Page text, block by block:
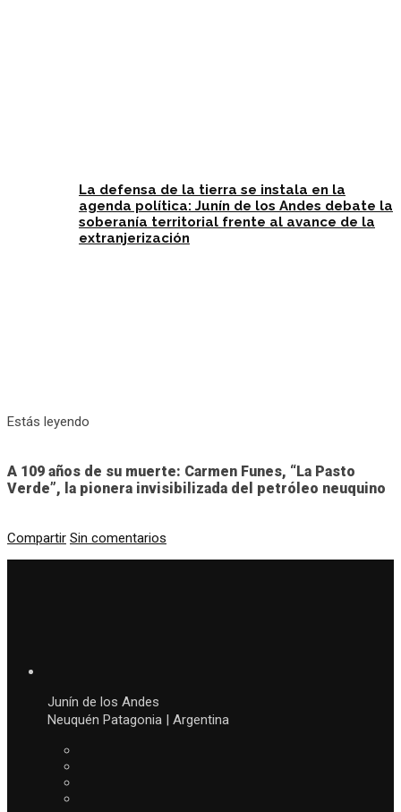
La defensa de la tierra se instala en la
agenda política: Junín de los Andes debate la
soberanía territorial frente al avance de la
extranjerización
Estás leyendo
A 109 años de su muerte: Carmen Funes, “La Pasto
Verde”, la pionera invisibilizada del petróleo neuquino
Compartir Sin comentarios
Junín de los Andes
Neuquén Patagonia | Argentina